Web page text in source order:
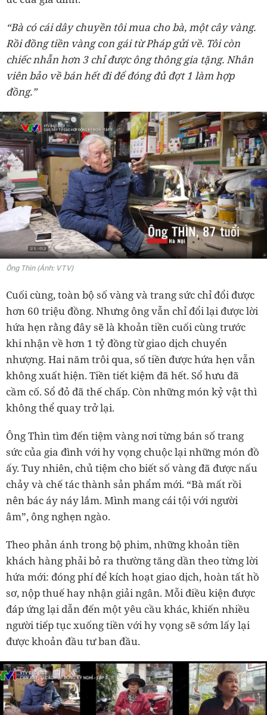
“Bà có cái dây chuyền tôi mua cho bà, một cây vàng.
Rồi đồng tiền vàng con gái từ Pháp gửi về. Tôi còn
chiếc nhẫn hơn 3 chỉ được ông thông gia tặng. Nhân
viên bảo về bán hết đi để đóng đủ đợt 1 làm hợp
đồng.”
Ông Thìn (Ảnh: VTV)
Cuối cùng, toàn bộ số vàng và trang sức chỉ đổi được
hơn 60 triệu đồng. Nhưng ông vẫn chỉ đổi lại được lời
hứa hẹn rằng đây sẽ là khoản tiền cuối cùng trước
khi nhận về hơn 1 tỷ đồng từ giao dịch chuyển
nhượng. Hai năm trôi qua, số tiền được hứa hẹn vẫn
không xuất hiện. Tiền tiết kiệm đã hết. Sổ hưu đã
cầm cố. Sổ đỏ đã thế chấp. Còn những món kỷ vật thì
không thể quay trở lại.
Ông Thìn tìm đến tiệm vàng nơi từng bán số trang
sức của gia đình với hy vọng chuộc lại những món đồ
ấy. Tuy nhiên, chủ tiệm cho biết số vàng đã được nấu
chảy và chế tác thành sản phẩm mới. “Bà mất rồi
nên bác áy náy lắm. Mình mang cái tội với người
âm”, ông nghẹn ngào.
Theo phản ánh trong bộ phim, những khoản tiền
khách hàng phải bỏ ra thường tăng dần theo từng lời
hứa mới: đóng phí để kích hoạt giao dịch, hoàn tất hồ
sơ, nộp thuế hay nhận giải ngân. Mỗi điều kiện được
đáp ứng lại dẫn đến một yêu cầu khác, khiến nhiều
người tiếp tục xuống tiền với hy vọng sẽ sớm lấy lại
được khoản đầu tư ban đầu.